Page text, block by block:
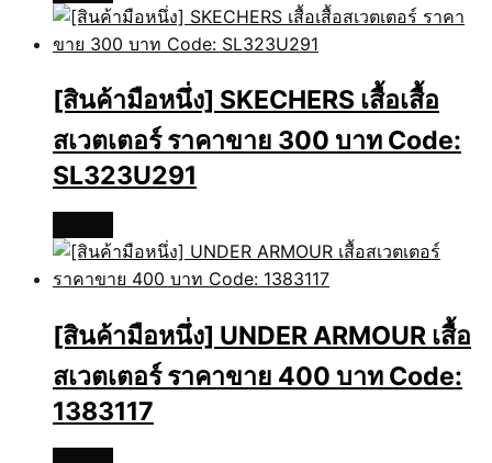
[สินค้ามือหนึ่ง] SKECHERS เสื้อเสื้อ
สเวตเตอร์ ราคาขาย 300 บาท Code:
SL323U291
[สินค้ามือหนึ่ง] UNDER ARMOUR เสื้อ
สเวตเตอร์ ราคาขาย 400 บาท Code:
1383117